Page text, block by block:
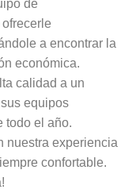
de
a encontrar la
económica.
calidad a un
equipos
todo el año.
nuestra experiencia
confortable.